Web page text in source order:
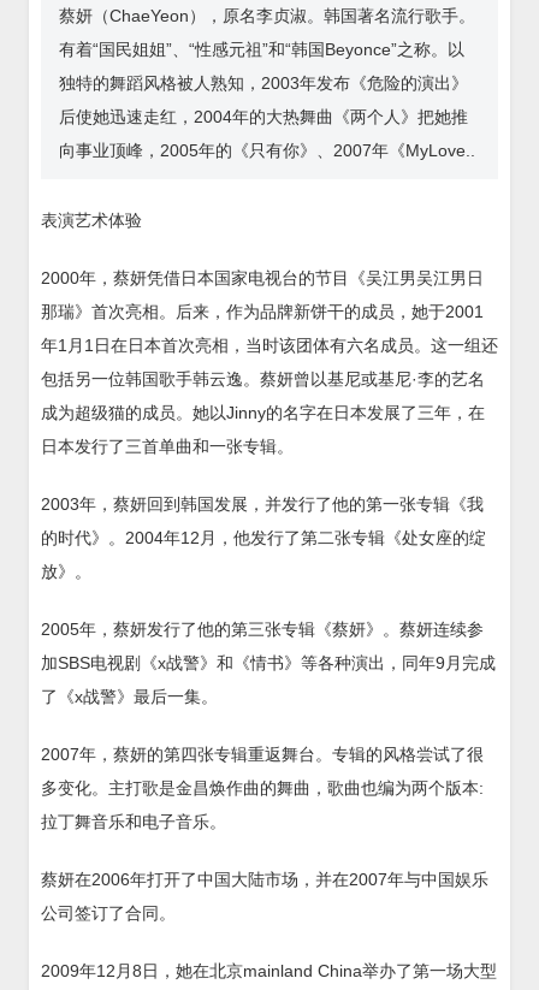
蔡妍（ChaeYeon），原名李贞淑。韩国著名流行歌手。
有着“国民姐姐”、“性感元祖”和“韩国Beyonce”之称。以
独特的舞蹈风格被人熟知，2003年发布《危险的演出》
后使她迅速走红，2004年的大热舞曲《两个人》把她推
向事业顶峰，2005年的《只有你》、2007年《MyLove..
表演艺术体验
2000年，蔡妍凭借日本国家电视台的节目《吴江男吴江男日
那瑞》首次亮相。后来，作为品牌新饼干的成员，她于2001
年1月1日在日本首次亮相，当时该团体有六名成员。这一组还
包括另一位韩国歌手韩云逸。蔡妍曾以基尼或基尼·李的艺名
成为超级猫的成员。她以Jinny的名字在日本发展了三年，在
日本发行了三首单曲和一张专辑。
2003年，蔡妍回到韩国发展，并发行了他的第一张专辑《我
的时代》。2004年12月，他发行了第二张专辑《处女座的绽
放》。
2005年，蔡妍发行了他的第三张专辑《蔡妍》。蔡妍连续参
加SBS电视剧《x战警》和《情书》等各种演出，同年9月完成
了《x战警》最后一集。
2007年，蔡妍的第四张专辑重返舞台。专辑的风格尝试了很
多变化。主打歌是金昌焕作曲的舞曲，歌曲也编为两个版本:
拉丁舞音乐和电子音乐。
蔡妍在2006年打开了中国大陆市场，并在2007年与中国娱乐
公司签订了合同。
2009年12月8日，她在北京mainland China举办了第一场大型